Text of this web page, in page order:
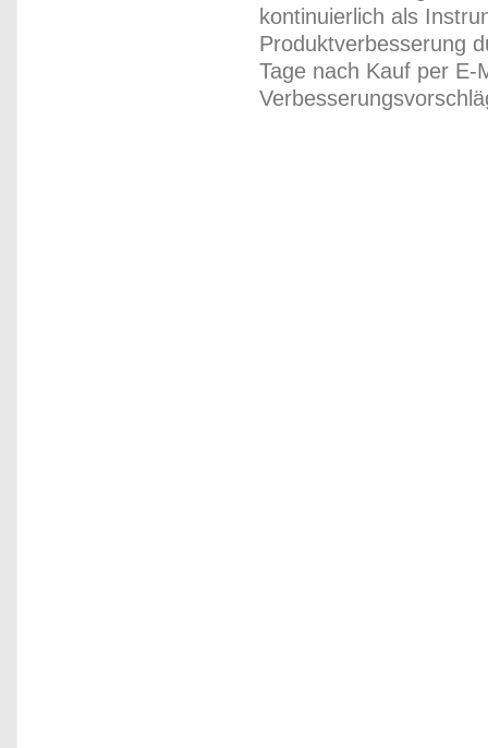
kontinuierlich als
Produktverbesserung
Tage nach Kauf per E-